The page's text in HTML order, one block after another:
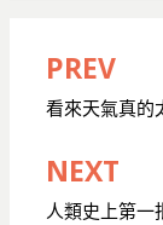
文
章
導
覽
PREV
看來天氣真的
NEXT
人類史上第一